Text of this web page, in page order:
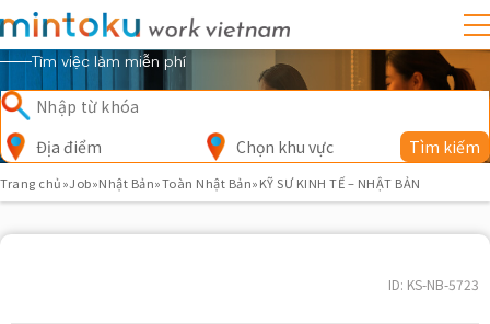
Tìm việc làm miễn phí
Địa điểm Chọn khu vực Tìm kiếm
Trang chủ»Job»Nhật Bản»Toàn Nhật Bản»KỸ SƯ KINH TẾ – NHẬT BẢN
ID: KS-NB-5723